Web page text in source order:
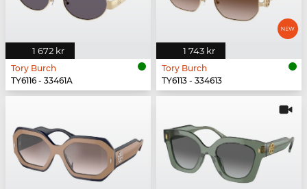
1 672 kr
Tory Burch
TY6116 - 33461A
1 743 kr
Tory Burch
TY6113 - 334613